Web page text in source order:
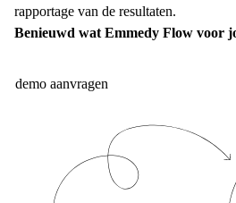
rapportage van de resultaten.
Benieuwd wat Emmedy Flow voor
demo aanvragen